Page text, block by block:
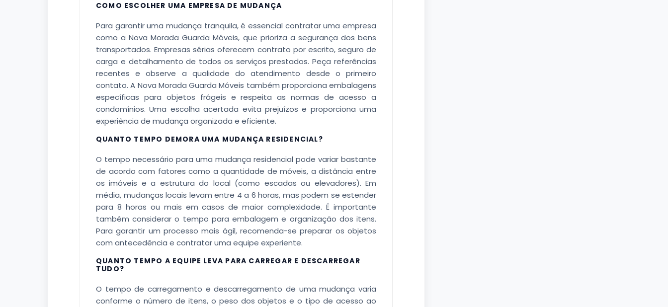
COMO ESCOLHER UMA EMPRESA DE MUDANÇA
Para garantir uma mudança tranquila, é essencial contratar uma empresa
como a Nova Morada Guarda Móveis, que prioriza a segurança dos bens
transportados. Empresas sérias oferecem contrato por escrito, seguro de
carga e detalhamento de todos os serviços prestados. Peça referências
recentes e observe a qualidade do atendimento desde o primeiro
contato. A Nova Morada Guarda Móveis também proporciona embalagens
específicas para objetos frágeis e respeita as normas de acesso a
condomínios. Uma escolha acertada evita prejuízos e proporciona uma
experiência de mudança organizada e eficiente.
QUANTO TEMPO DEMORA UMA MUDANÇA RESIDENCIAL?
O tempo necessário para uma mudança residencial pode variar bastante
de acordo com fatores como a quantidade de móveis, a distância entre
os imóveis e a estrutura do local (como escadas ou elevadores). Em
média, mudanças locais levam entre 4 a 6 horas, mas podem se estender
para 8 horas ou mais em casos de maior complexidade. É importante
também considerar o tempo para embalagem e organização dos itens.
Para garantir um processo mais ágil, recomenda-se preparar os objetos
com antecedência e contratar uma equipe experiente.
QUANTO TEMPO A EQUIPE LEVA PARA CARREGAR E DESCARREGAR
TUDO?
O tempo de carregamento e descarregamento de uma mudança varia
conforme o número de itens, o peso dos objetos e o tipo de acesso ao